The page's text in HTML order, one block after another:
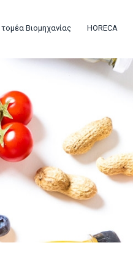
Βιομηχανίας HORECA